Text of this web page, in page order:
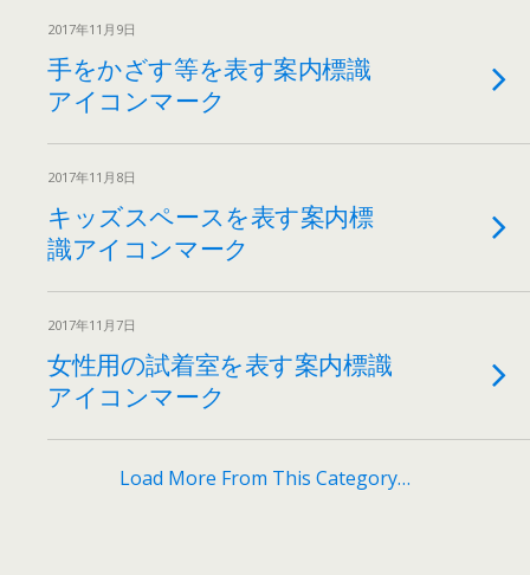
2017年11月9日
手をかざす等を表す案内標識
アイコンマーク
2017年11月8日
キッズスペースを表す案内標
識アイコンマーク
2017年11月7日
女性用の試着室を表す案内標識
アイコンマーク
Load More From This Category…